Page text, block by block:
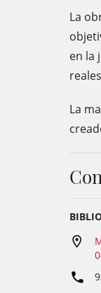
La
en la
La